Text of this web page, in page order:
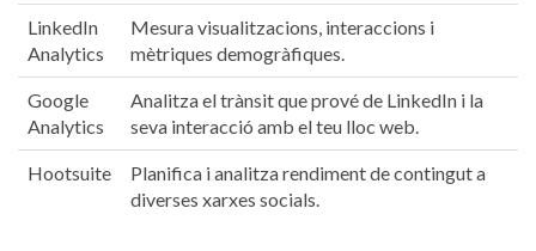
LinkedIn
Analytics
Mesura visualitzacions, interaccions i
mètriques demogràfiques.
Google
Analytics
Analitza ⁢el trànsit que prové de LinkedIn⁢ i ⁤la
seva interacció amb el teu lloc web.
Hootsuite
Planifica i analitza ​rendiment de contingut a
diverses xarxes socials.